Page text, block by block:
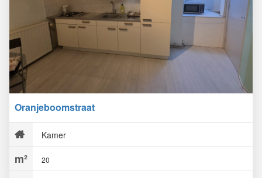
Oranjeboomstraat
Kamer
20